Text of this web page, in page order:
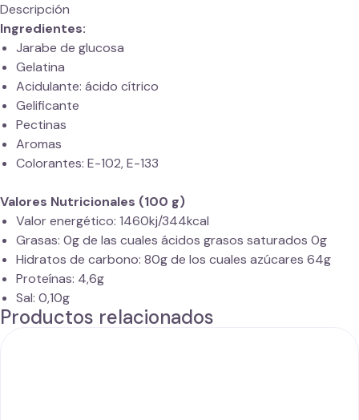
Descripción
Ingredientes:
Jarabe de glucosa
Gelatina
Acidulante: ácido cítrico
Gelificante
Pectinas
Aromas
Colorantes: E-102, E-133
Valores Nutricionales (100 g)
Valor energético: 1460kj/344kcal
Grasas: 0g de las cuales ácidos grasos saturados 0g
Hidratos de carbono: 80g de los cuales azúcares 64g
Proteínas: 4,6g
Sal: 0,10g
Productos relacionados